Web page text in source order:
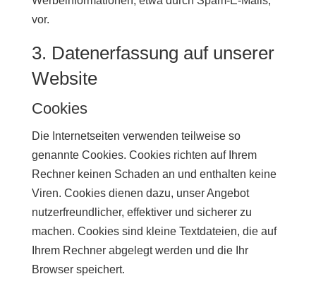
vor.
3. Datenerfassung auf unserer
Website
Cookies
Die Internetseiten verwenden teilweise so
genannte Cookies. Cookies richten auf Ihrem
Rechner keinen Schaden an und enthalten keine
Viren. Cookies dienen dazu, unser Angebot
nutzerfreundlicher, effektiver und sicherer zu
machen. Cookies sind kleine Textdateien, die auf
Ihrem Rechner abgelegt werden und die Ihr
Browser speichert.